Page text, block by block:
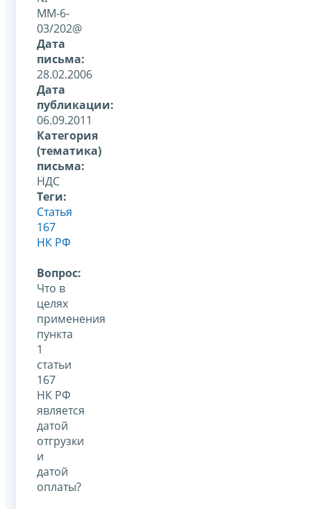
ММ-6-
03/202@
Дата
письма:
28.02.2006
Дата
публикации:
06.09.2011
Категория
(тематика)
письма:
НДС
Теги:
Статья
167
НК РФ
Вопрос:
Что в
целях
применения
пункта
1
статьи
167
НК РФ
является
датой
отгрузки
и
датой
оплаты?